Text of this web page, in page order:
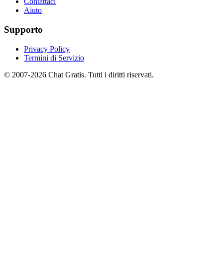
Aiuto
Supporto
Privacy Policy
Termini di Servizio
© 2007-2026 Chat Gratis. Tutti i diritti riservati.